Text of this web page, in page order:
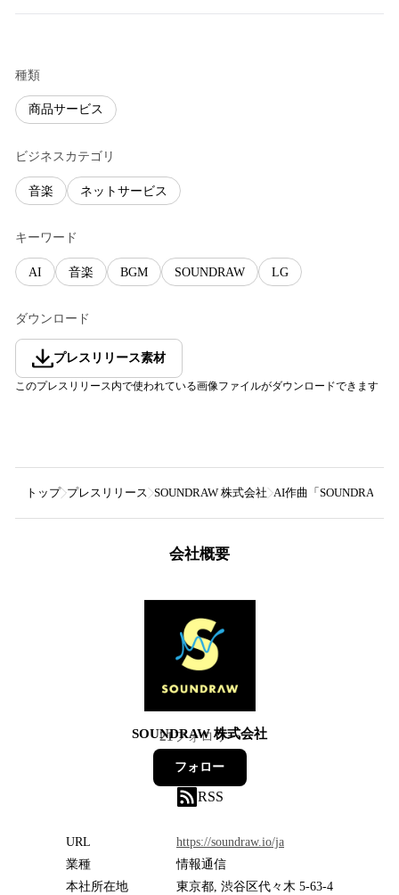
種類
商品サービス
ビジネスカテゴリ
音楽 ネットサービス
キーワード
AI 音楽 BGM SOUNDRAW LG
ダウンロード
プレスリリース素材
このプレスリリース内で使われている画像ファイルがダウンロードできます
トップ プレスリリース SOUNDRAW 株式会社 AI作曲「SOUNDRAW
会社概要
SOUNDRAW 株式会社
21フォロワー
フォロー
RSS
URL
https://soundraw.io/ja
業種
情報通信
本社所在地
東京都, 渋谷区代々木 5-63-4